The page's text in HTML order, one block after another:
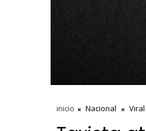
inicio Nacional Viral